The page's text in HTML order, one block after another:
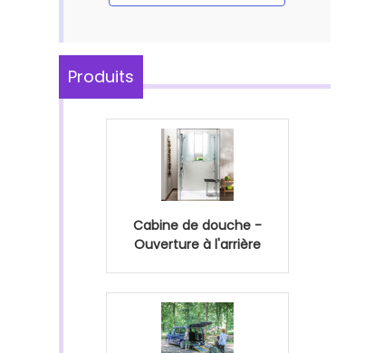
Produits
Cabine de douche -
Ouverture à l'arrière